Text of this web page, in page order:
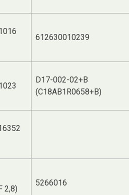
612630010239
D17-002-02+B
(C18AB1R0658+B)
2,8)
5266016